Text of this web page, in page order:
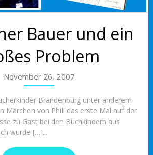
Bauer und ein
Problem
November 26, 2007
Brandenburg unter anderem
Märchen von Phill das erste Mal auf der
zu Gast bei den Buchkindern aus
wurde […]...